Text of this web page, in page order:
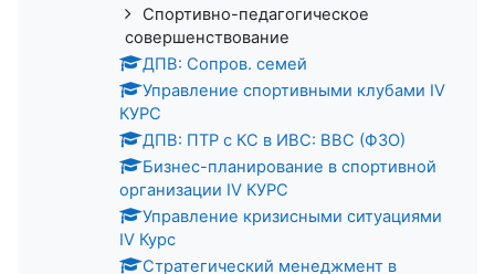
Спортивно-педагогическое
совершенствование
ДПВ: Сопров. семей
Управление спортивными клубами IV
КУРС
ДПВ: ПТР с КС в ИВС: ВВС (ФЗО)
Бизнес-планирование в спортивной
организации IV КУРС
Управление кризисными ситуациями
IV Курс
Стратегический менеджмент в